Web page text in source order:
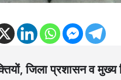
जिला प्रशासन व मुख्य